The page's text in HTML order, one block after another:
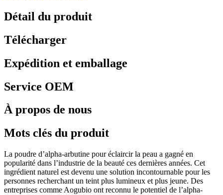
Détail du produit
Télécharger
Expédition et emballage
Service OEM
À propos de nous
Mots clés du produit
La poudre d’alpha-arbutine pour éclaircir la peau a gagné en
popularité dans l’industrie de la beauté ces dernières années. Cet
ingrédient naturel est devenu une solution incontournable pour les
personnes recherchant un teint plus lumineux et plus jeune. Des
entreprises comme Aogubio ont reconnu le potentiel de l’alpha-